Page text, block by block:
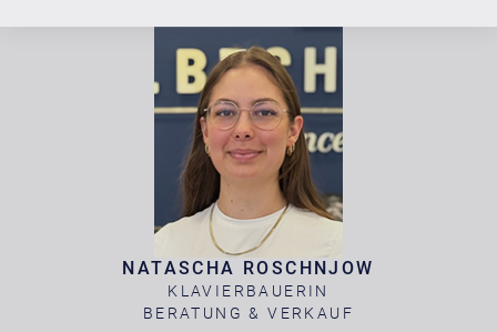
NATASCHA ROSCHNJOW
KLAVIERBAUERIN
BERATUNG & VERKAUF